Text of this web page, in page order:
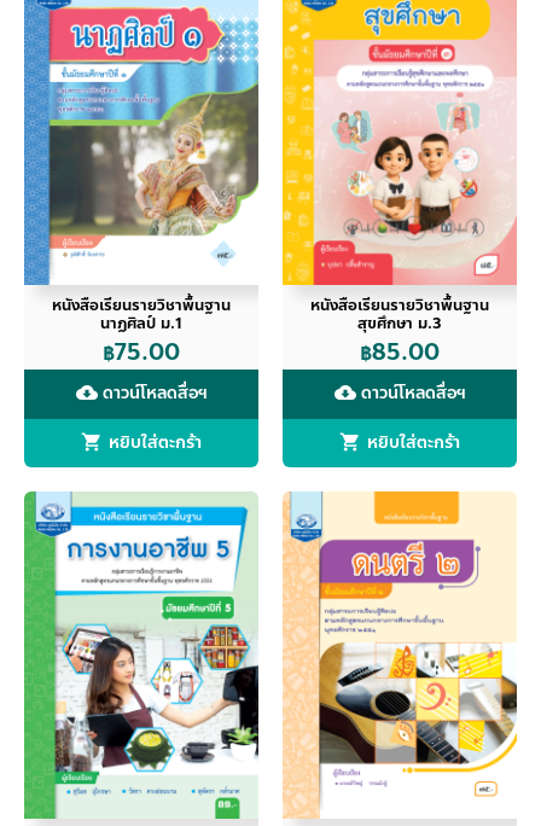
หนังสือเรียนรายวิชาพื้นฐาน
นาฏศิลป์ ม.1
฿75.00
cloud_downloadดาวน์โหลดสื่อฯ
หยิบใส่ตะกร้า
หนังสือเรียนรายวิชาพื้นฐาน
สุขศึกษา ม.3
฿85.00
cloud_downloadดาวน์โหลดสื่อฯ
หยิบใส่ตะกร้า